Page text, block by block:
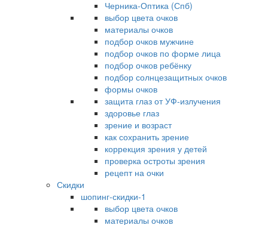
Черника-Оптика (Спб)
выбор цвета очков
материалы очков
подбор очков мужчине
подбор очков по форме лица
подбор очков ребёнку
подбор солнцезащитных очков
формы очков
защита глаз от УФ-излучения
здоровье глаз
зрение и возраст
как сохранить зрение
коррекция зрения у детей
проверка остроты зрения
рецепт на очки
Скидки
шопинг-скидки-1
выбор цвета очков
материалы очков